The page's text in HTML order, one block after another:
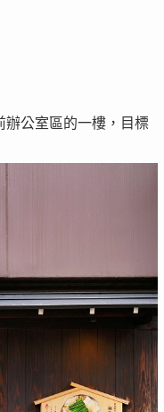
公室區的一樓，目標